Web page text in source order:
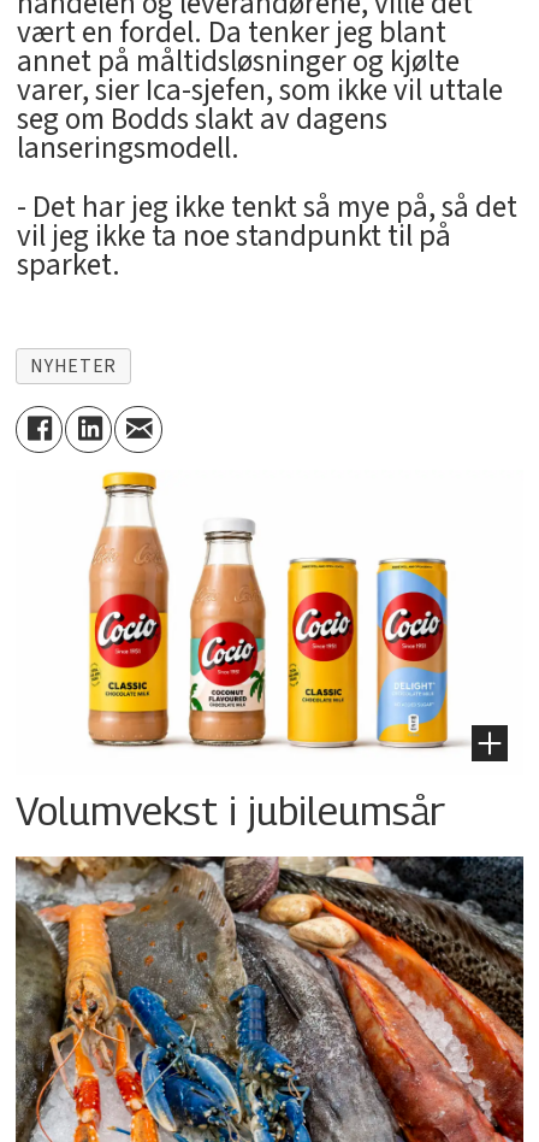
vært en fordel. Da tenker jeg blant
annet på måltidsløsninger og kjølte
varer, sier Ica-sjefen, som ikke vil uttale
seg om Bodds slakt av dagens
lanseringsmodell.
- Det har jeg ikke tenkt så mye på, så det
vil jeg ikke ta noe standpunkt til på
sparket.
NYHETER
Volumvekst i jubileumsår